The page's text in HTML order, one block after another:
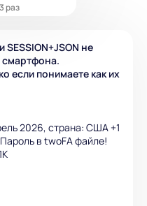
раз
SESSION+JSON не
смартфона.
если понимаете как их
2026, страна: США +1
в twoFA файле!